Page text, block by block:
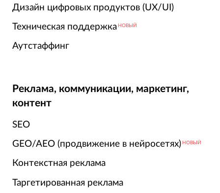
Дизайн цифровых продуктов (UX/UI)
Техническая поддержка НОВЫЙ
Аутстаффинг
Реклама, коммуникации, маркетинг,
контент
SEO
GEO/AEO (продвижение в нейросетях) НОВЫЙ
Контекстная реклама
Таргетированная реклама